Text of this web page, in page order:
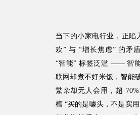
当下的小家电行业，正陷
欢” 与 “增长焦虑” 的矛
“智能” 标签泛滥 —— 智
联网却煮不好米饭，智能
繁杂却无人会用，超
槽 “买的是噱头，不是实